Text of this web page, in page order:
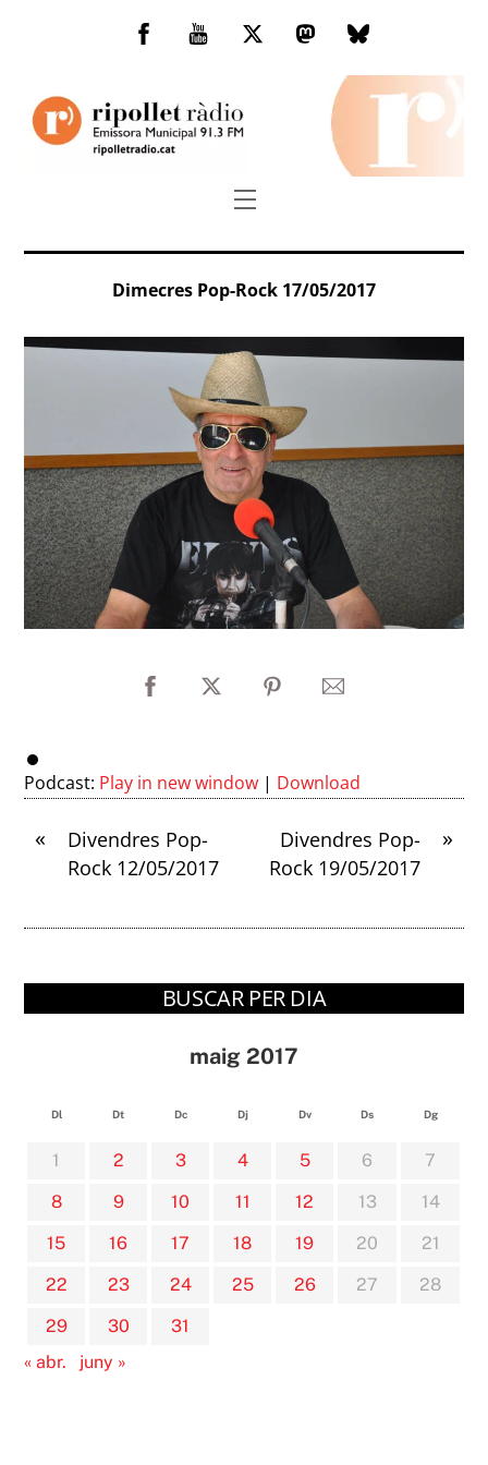
Facebook
You
TwitterMastodonBluesky
Menu
Dimecres Pop-Rock 17/05/2017
Podcast: Play in new window | Download
«
Divendres Pop-
Rock 12/05/2017
»
Divendres Pop-
Rock 19/05/2017
BUSCAR PER DIA
maig 2017
Dl Dt Dc Dj Dv Ds Dg
1 2 3 4 5 6
7
8
9 10 11 12 13
14
15
16 17 18 19 20
21
22
23 24 25 26 27
28
29
30
31
« abr.
juny »